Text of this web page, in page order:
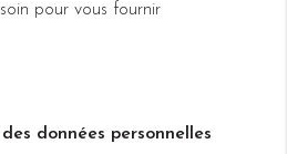
pour vous fournir
données personnelles